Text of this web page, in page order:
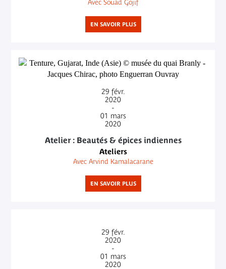
Avec Souad Gojif
EN SAVOIR PLUS
29 févr.
2020
-
01 mars
2020
Atelier : Beautés & épices indiennes
Ateliers
Avec Arvind Kamalacarane
EN SAVOIR PLUS
29 févr.
2020
-
01 mars
2020